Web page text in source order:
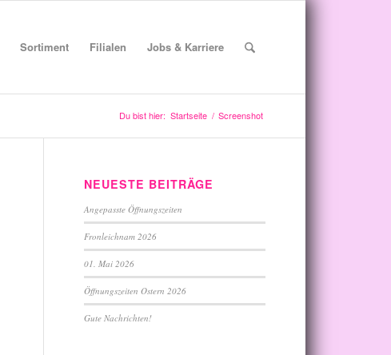
Sortiment Filialen Jobs & Karriere
Du bist hier: Startseite / Screenshot
NEUESTE BEITRÄGE
Angepasste Öffnungszeiten
Fronleichnam 2026
01. Mai 2026
Öffnungszeiten Ostern 2026
Gute Nachrichten!